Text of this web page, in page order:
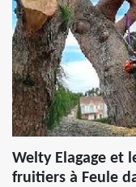
Welty Elagage et
fruitiers à Feule